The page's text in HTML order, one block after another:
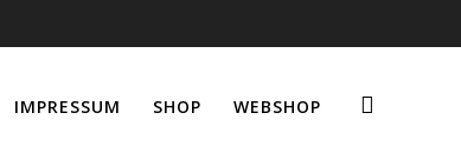
IMPRESSUM SHOP WEBSHOP